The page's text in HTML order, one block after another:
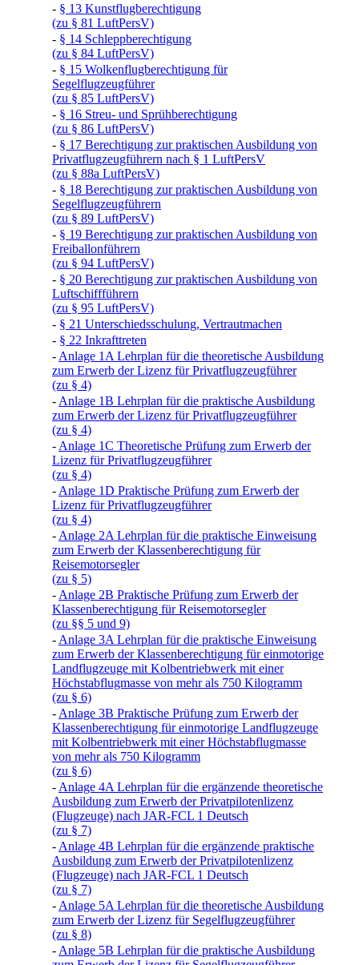
- § 13 Kunstflugberechtigung
(zu § 81 LuftPersV)
- § 14 Schleppberechtigung
(zu § 84 LuftPersV)
- § 15 Wolkenflugberechtigung für
Segelflugzeugführer
(zu § 85 LuftPersV)
- § 16 Streu- und Sprühberechtigung
(zu § 86 LuftPersV)
- § 17 Berechtigung zur praktischen Ausbildung von
Privatflugzeugführern nach § 1 LuftPersV
(zu § 88a LuftPersV)
- § 18 Berechtigung zur praktischen Ausbildung von
Segelflugzeugführern
(zu § 89 LuftPersV)
- § 19 Berechtigung zur praktischen Ausbildung von
Freiballonführern
(zu § 94 LuftPersV)
- § 20 Berechtigung zur praktischen Ausbildung von
Luftschiffführern
(zu § 95 LuftPersV)
- § 21 Unterschiedsschulung, Vertrautmachen
- § 22 Inkrafttreten
- Anlage 1A Lehrplan für die theoretische Ausbildung
zum Erwerb der Lizenz für Privatflugzeugführer
(zu § 4)
- Anlage 1B Lehrplan für die praktische Ausbildung
zum Erwerb der Lizenz für Privatflugzeugführer
(zu § 4)
- Anlage 1C Theoretische Prüfung zum Erwerb der
Lizenz für Privatflugzeugführer
(zu § 4)
- Anlage 1D Praktische Prüfung zum Erwerb der
Lizenz für Privatflugzeugführer
(zu § 4)
- Anlage 2A Lehrplan für die praktische Einweisung
zum Erwerb der Klassenberechtigung für
Reisemotorsegler
(zu § 5)
- Anlage 2B Praktische Prüfung zum Erwerb der
Klassenberechtigung für Reisemotorsegler
(zu §§ 5 und 9)
- Anlage 3A Lehrplan für die praktische Einweisung
zum Erwerb der Klassenberechtigung für einmotorige
Landflugzeuge mit Kolbentriebwerk mit einer
Höchstabflugmasse von mehr als 750 Kilogramm
(zu § 6)
- Anlage 3B Praktische Prüfung zum Erwerb der
Klassenberechtigung für einmotorige Landflugzeuge
mit Kolbentriebwerk mit einer Höchstabflugmasse
von mehr als 750 Kilogramm
(zu § 6)
- Anlage 4A Lehrplan für die ergänzende theoretische
Ausbildung zum Erwerb der Privatpilotenlizenz
(Flugzeuge) nach JAR-FCL 1 Deutsch
(zu § 7)
- Anlage 4B Lehrplan für die ergänzende praktische
Ausbildung zum Erwerb der Privatpilotenlizenz
(Flugzeuge) nach JAR-FCL 1 Deutsch
(zu § 7)
- Anlage 5A Lehrplan für die theoretische Ausbildung
zum Erwerb der Lizenz für Segelflugzeugführer
(zu § 8)
- Anlage 5B Lehrplan für die praktische Ausbildung